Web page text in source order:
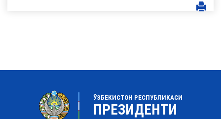
ЎЗБЕКИСТОН РЕСПУБЛИКАСИ
ПРЕЗИДЕНТИ